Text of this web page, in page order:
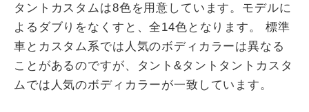
タントカスタムは8色を用意しています。モデルに
よるダブりをなくすと、全14色となります。 標準
車とカスタム系では人気のボディカラーは異なる
ことがあるのですが、タント&タントタントカスタ
ムでは人気のボディカラーが一致しています。